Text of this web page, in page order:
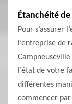
Étanchéité
Pour s’assurer
l’entreprise de
l’état de votre
différentes
commencer par